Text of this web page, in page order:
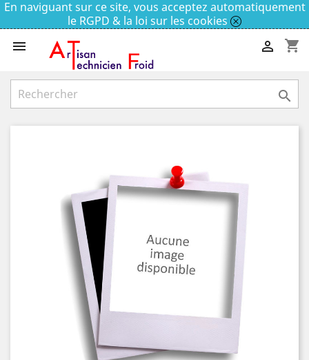
En naviguant sur ce site, vous acceptez automatiquement
le RGPD & la loi sur les cookies
 shopping_cart

